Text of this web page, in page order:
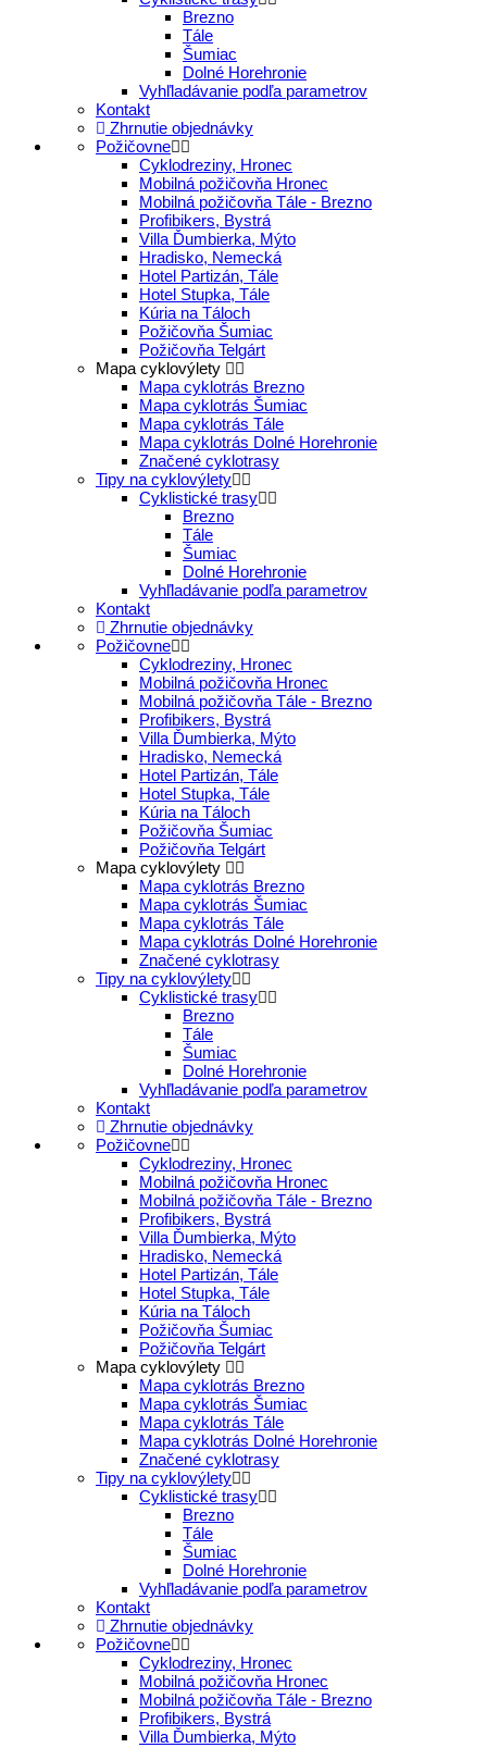
Brezno
Tále
Šumiac
Dolné Horehronie
Vyhľladávanie podľa parametrov
Kontakt
Zhrnutie objednávky
Požičovne
Cyklodreziny, Hronec
Mobilná požičovňa Hronec
Mobilná požičovňa Tále - Brezno
Profibikers, Bystrá
Villa Ďumbierka, Mýto
Hradisko, Nemecká
Hotel Partizán, Tále
Hotel Stupka, Tále
Kúria na Táloch
Požičovňa Šumiac
Požičovňa Telgárt
Mapa cyklovýlety
Mapa cyklotrás Brezno
Mapa cyklotrás Šumiac
Mapa cyklotrás Tále
Mapa cyklotrás Dolné Horehronie
Značené cyklotrasy
Tipy na cyklovýlety
Cyklistické trasy
Brezno
Tále
Šumiac
Dolné Horehronie
Vyhľladávanie podľa parametrov
Kontakt
Zhrnutie objednávky
Požičovne
Cyklodreziny, Hronec
Mobilná požičovňa Hronec
Mobilná požičovňa Tále - Brezno
Profibikers, Bystrá
Villa Ďumbierka, Mýto
Hradisko, Nemecká
Hotel Partizán, Tále
Hotel Stupka, Tále
Kúria na Táloch
Požičovňa Šumiac
Požičovňa Telgárt
Mapa cyklovýlety
Mapa cyklotrás Brezno
Mapa cyklotrás Šumiac
Mapa cyklotrás Tále
Mapa cyklotrás Dolné Horehronie
Značené cyklotrasy
Tipy na cyklovýlety
Cyklistické trasy
Brezno
Tále
Šumiac
Dolné Horehronie
Vyhľladávanie podľa parametrov
Kontakt
Zhrnutie objednávky
Požičovne
Cyklodreziny, Hronec
Mobilná požičovňa Hronec
Mobilná požičovňa Tále - Brezno
Profibikers, Bystrá
Villa Ďumbierka, Mýto
Hradisko, Nemecká
Hotel Partizán, Tále
Hotel Stupka, Tále
Kúria na Táloch
Požičovňa Šumiac
Požičovňa Telgárt
Mapa cyklovýlety
Mapa cyklotrás Brezno
Mapa cyklotrás Šumiac
Mapa cyklotrás Tále
Mapa cyklotrás Dolné Horehronie
Značené cyklotrasy
Tipy na cyklovýlety
Cyklistické trasy
Brezno
Tále
Šumiac
Dolné Horehronie
Vyhľladávanie podľa parametrov
Kontakt
Zhrnutie objednávky
Požičovne
Cyklodreziny, Hronec
Mobilná požičovňa Hronec
Mobilná požičovňa Tále - Brezno
Profibikers, Bystrá
Villa Ďumbierka, Mýto